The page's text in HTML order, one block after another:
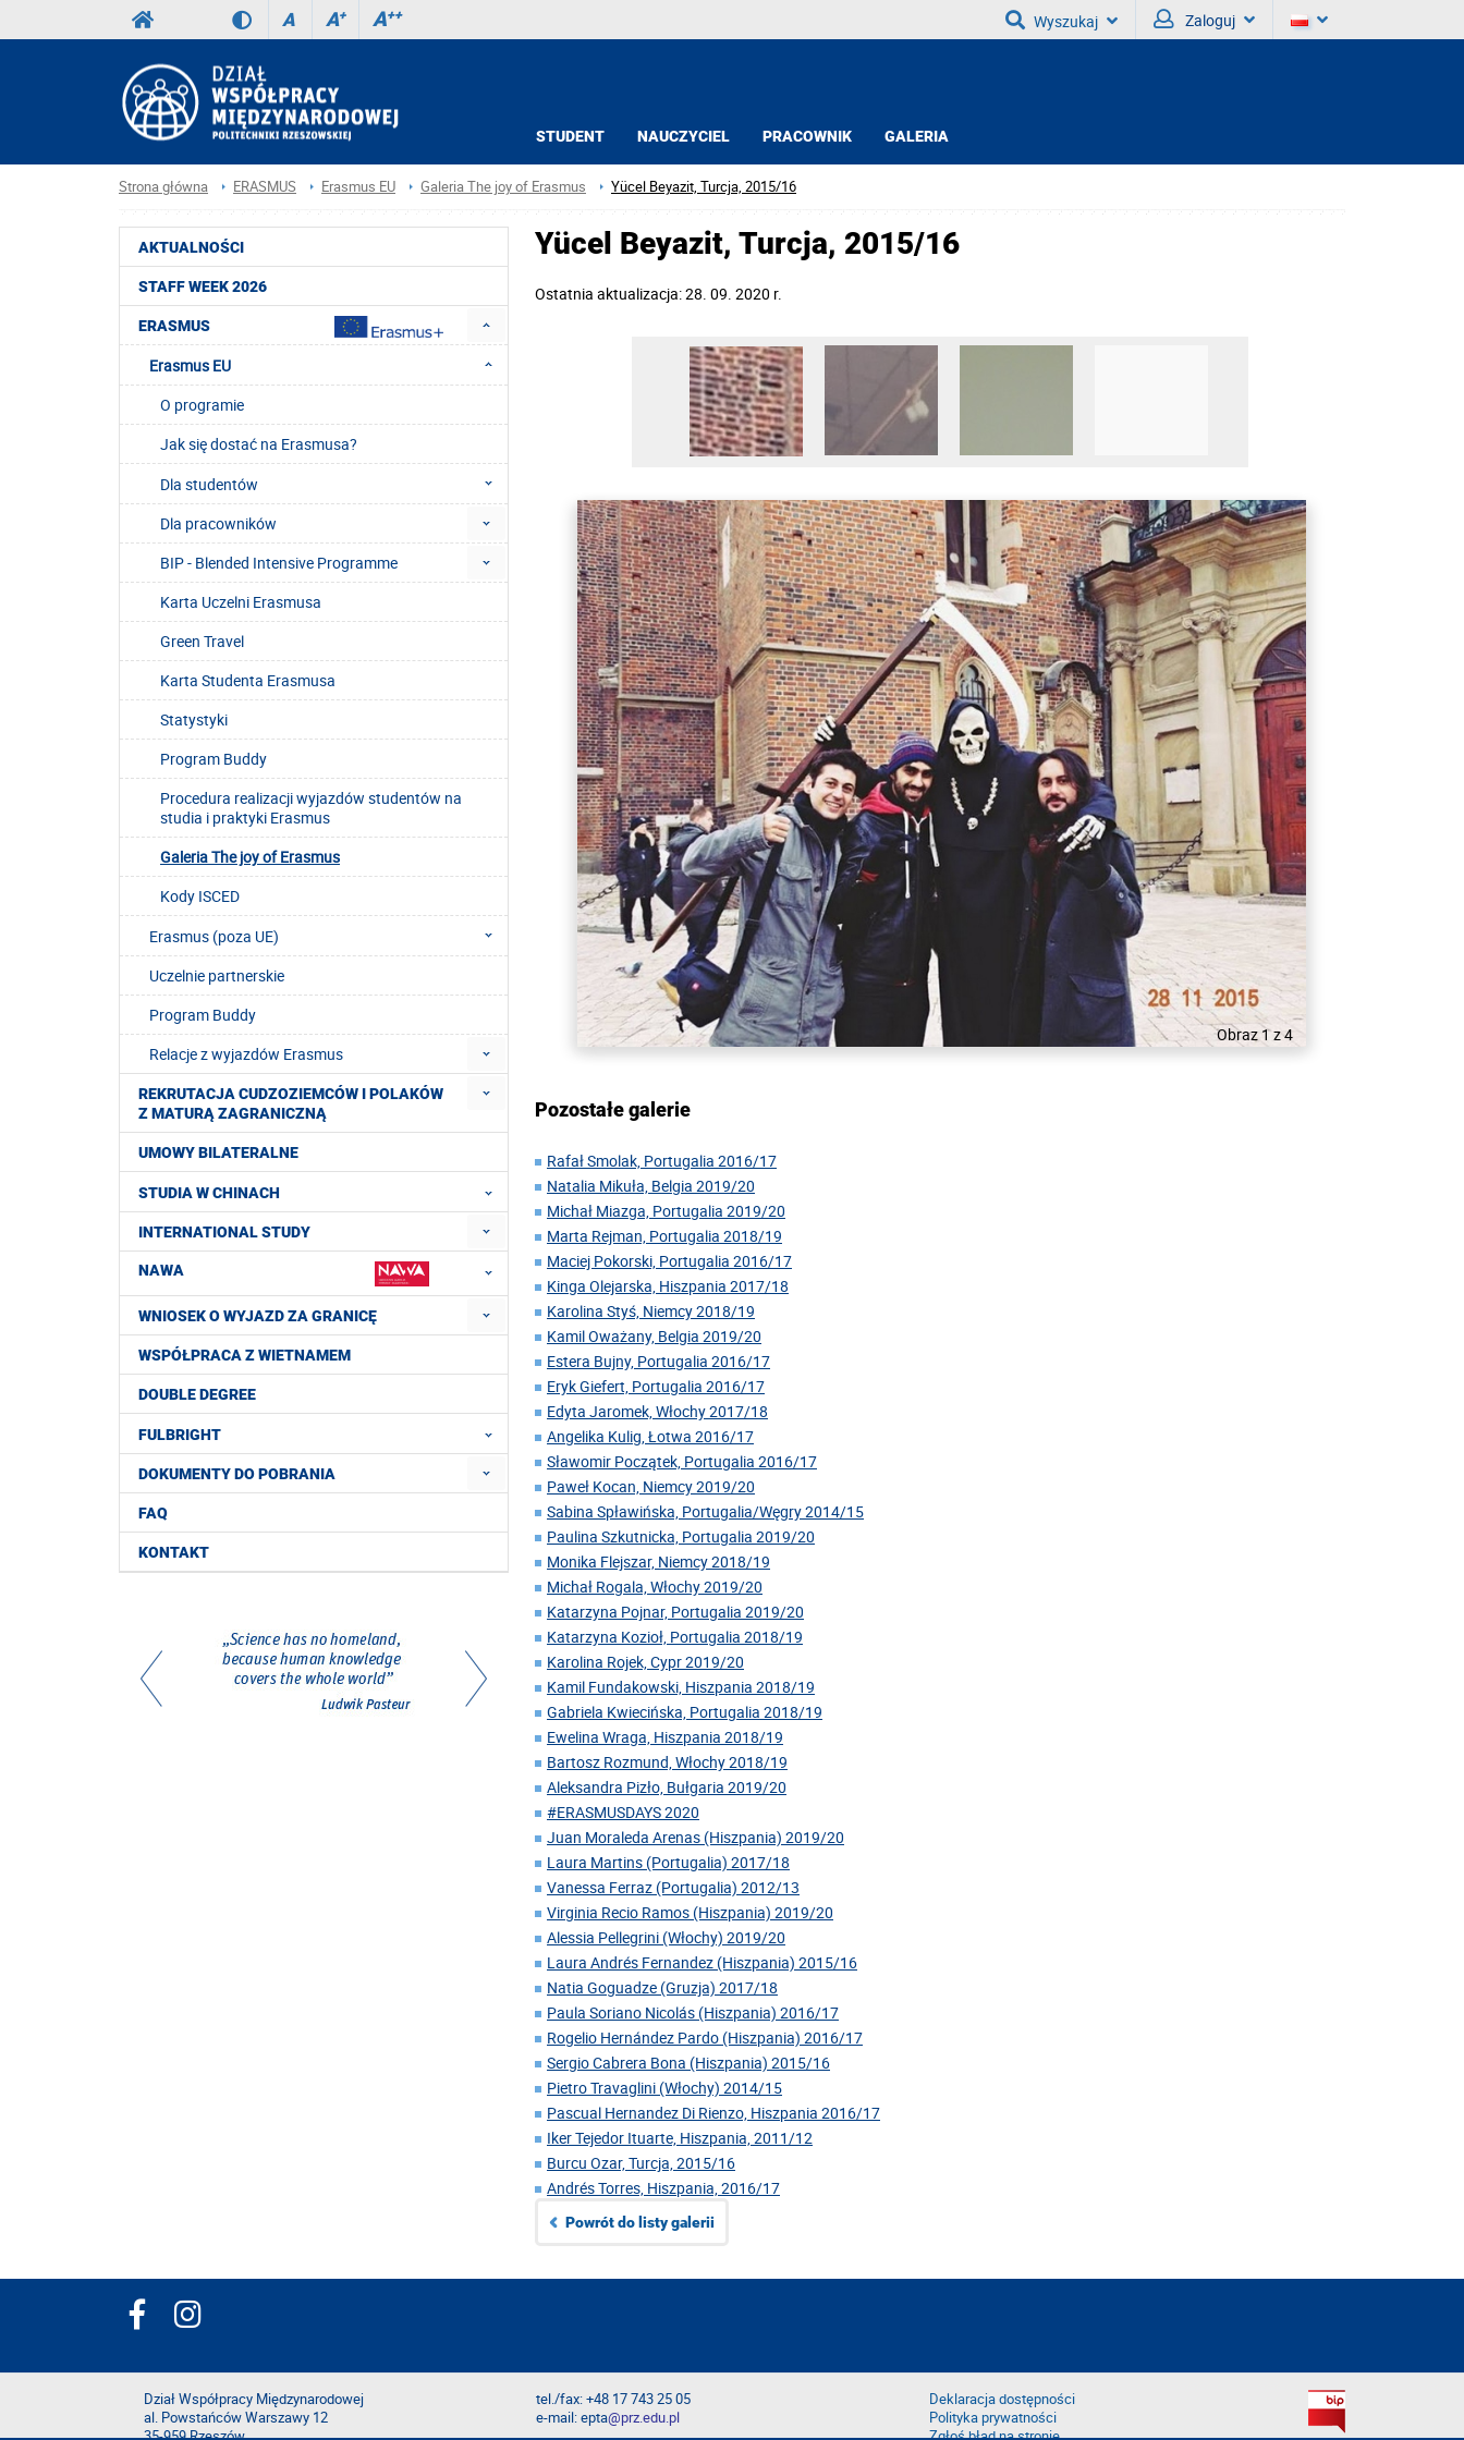
A A+ A++ Wyszukaj Zaloguj
STUDENT NAUCZYCIEL PRACOWNIK GALERIA
Strona główna ERASMUS Erasmus EU Galeria The joy of Erasmus Yücel Beyazit, Turcja, 2015/16
AKTUALNOŚCI
STAFF WEEK 2026
ERASMUS
Erasmus EU
O programie
Jak się dostać na Erasmusa?
Dla studentów
Dla pracowników
BIP - Blended Intensive Programme
Karta Uczelni Erasmusa
Green Travel
Karta Studenta Erasmusa
Statystyki
Program Buddy
Procedura realizacji wyjazdów studentów na
studia i praktyki Erasmus
Galeria The joy of Erasmus
Kody ISCED
Erasmus (poza UE)
Uczelnie partnerskie
Program Buddy
Relacje z wyjazdów Erasmus
REKRUTACJA CUDZOZIEMCÓW I POLAKÓW
Z MATURĄ ZAGRANICZNĄ
UMOWY BILATERALNE
STUDIA W CHINACH
INTERNATIONAL STUDY
NAWA
WNIOSEK O WYJAZD ZA GRANICĘ
WSPÓŁPRACA Z WIETNAMEM
DOUBLE DEGREE
FULBRIGHT
DOKUMENTY DO POBRANIA
FAQ
KONTAKT
Yücel Beyazit, Turcja, 2015/16
Ostatnia aktualizacja: 28. 09. 2020 r.
Obraz 1 z 4
Pozostałe galerie
Rafał Smolak, Portugalia 2016/17
Natalia Mikuła, Belgia 2019/20
Michał Miazga, Portugalia 2019/20
Marta Rejman, Portugalia 2018/19
Maciej Pokorski, Portugalia 2016/17
Kinga Olejarska, Hiszpania 2017/18
Karolina Styś, Niemcy 2018/19
Kamil Oważany, Belgia 2019/20
Estera Bujny, Portugalia 2016/17
Eryk Giefert, Portugalia 2016/17
Edyta Jaromek, Włochy 2017/18
Angelika Kulig, Łotwa 2016/17
Sławomir Początek, Portugalia 2016/17
Paweł Kocan, Niemcy 2019/20
Sabina Spławińska, Portugalia/Węgry 2014/15
Paulina Szkutnicka, Portugalia 2019/20
Monika Flejszar, Niemcy 2018/19
Michał Rogala, Włochy 2019/20
Katarzyna Pojnar, Portugalia 2019/20
Katarzyna Kozioł, Portugalia 2018/19
Karolina Rojek, Cypr 2019/20
Kamil Fundakowski, Hiszpania 2018/19
Gabriela Kwiecińska, Portugalia 2018/19
Ewelina Wraga, Hiszpania 2018/19
Bartosz Rozmund, Włochy 2018/19
Aleksandra Pizło, Bułgaria 2019/20
#ERASMUSDAYS 2020
Juan Moraleda Arenas (Hiszpania) 2019/20
Laura Martins (Portugalia) 2017/18
Vanessa Ferraz (Portugalia) 2012/13
Virginia Recio Ramos (Hiszpania) 2019/20
Alessia Pellegrini (Włochy) 2019/20
Laura Andrés Fernandez (Hiszpania) 2015/16
Natia Goguadze (Gruzja) 2017/18
Paula Soriano Nicolás (Hiszpania) 2016/17
Rogelio Hernández Pardo (Hiszpania) 2016/17
Sergio Cabrera Bona (Hiszpania) 2015/16
Pietro Travaglini (Włochy) 2014/15
Pascual Hernandez Di Rienzo, Hiszpania 2016/17
Iker Tejedor Ituarte, Hiszpania, 2011/12
Burcu Ozar, Turcja, 2015/16
Andrés Torres, Hiszpania, 2016/17
Powrót do listy galerii
Dział Współpracy Międzynarodowej
al. Powstańców Warszawy 12
35-959 Rzeszów
tel./fax: +48 17 743 25 05
e-mail: epta@prz.edu.pl
Deklaracja dostępności
Polityka prywatności
Zgłoś błąd na stronie